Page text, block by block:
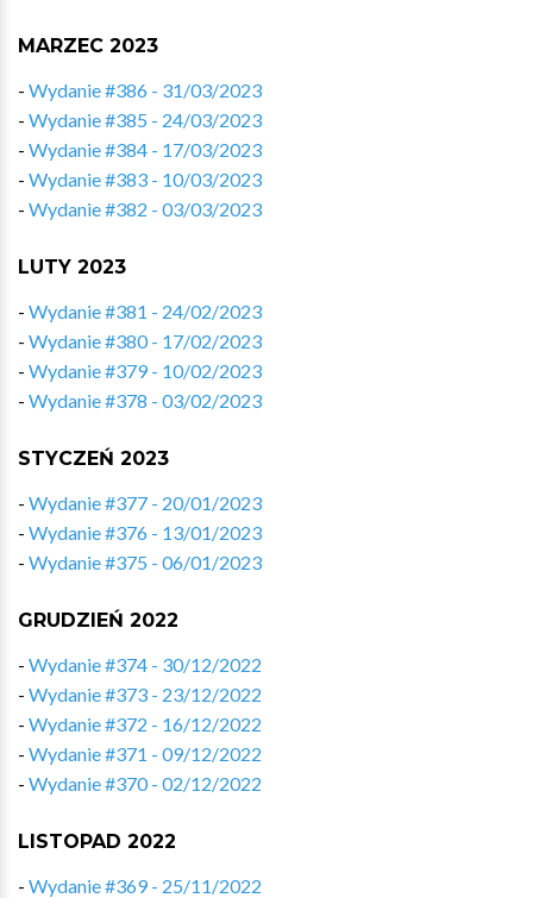
MARZEC 2023
- Wydanie #386 - 31/03/2023
- Wydanie #385 - 24/03/2023
- Wydanie #384 - 17/03/2023
- Wydanie #383 - 10/03/2023
- Wydanie #382 - 03/03/2023
LUTY 2023
- Wydanie #381 - 24/02/2023
- Wydanie #380 - 17/02/2023
- Wydanie #379 - 10/02/2023
- Wydanie #378 - 03/02/2023
STYCZEŃ 2023
- Wydanie #377 - 20/01/2023
- Wydanie #376 - 13/01/2023
- Wydanie #375 - 06/01/2023
GRUDZIEŃ 2022
- Wydanie #374 - 30/12/2022
- Wydanie #373 - 23/12/2022
- Wydanie #372 - 16/12/2022
- Wydanie #371 - 09/12/2022
- Wydanie #370 - 02/12/2022
LISTOPAD 2022
- Wydanie #369 - 25/11/2022